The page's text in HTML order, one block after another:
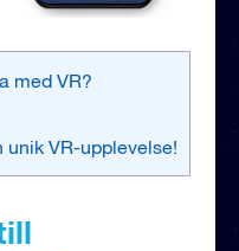
med VR?
unik VR-upplevelse!